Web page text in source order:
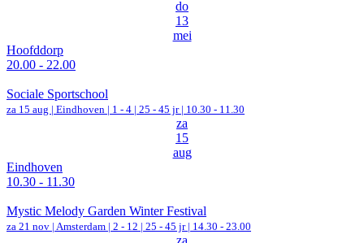
do
13
mei
Hoofddorp
20.00 - 22.00
Sociale Sportschool
za 15 aug | Eindhoven | 1 - 4 | 25 - 45 jr | 10.30 - 11.30
za
15
aug
Eindhoven
10.30 - 11.30
Mystic Melody Garden Winter Festival
za 21 nov | Amsterdam | 2 - 12 | 25 - 45 jr | 14.30 - 23.00
za